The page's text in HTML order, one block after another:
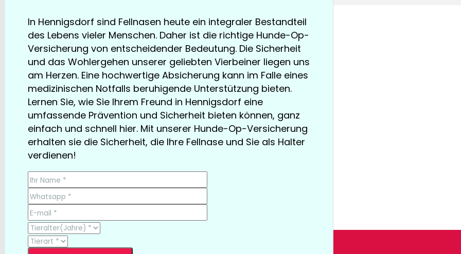
In Hennigsdorf sind Fellnasen heute ein integraler Bestandteil
des Lebens vieler Menschen. Daher ist die richtige Hunde-Op-
Versicherung von entscheidender Bedeutung. Die Sicherheit
und das Wohlergehen unserer geliebten Vierbeiner liegen uns
am Herzen. Eine hochwertige Absicherung kann im Falle eines
medizinischen Notfalls beruhigende Unterstützung bieten.
Lernen Sie, wie Sie Ihrem Freund in Hennigsdorf eine
umfassende Prävention und Sicherheit bieten können, ganz
einfach und schnell hier. Mit unserer Hunde-Op-Versicherung
erhalten sie die Sicherheit, die Ihre Fellnase und Sie als Halter
verdienen!
TESTSIEGER bereits ab € 13,35/Monat